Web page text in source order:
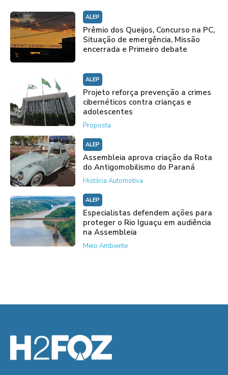
ALEP
Prêmio dos Queijos, Concurso na PC,
Situação de emergência, Missão
encerrada e Primeiro debate
ALEP
Projeto reforça prevenção a crimes
cibernéticos contra crianças e
adolescentes
Proposta
ALEP
Assembleia aprova criação da Rota
do Antigomobilismo do Paraná
História Automotiva
ALEP
Especialistas defendem ações para
proteger o Rio Iguaçu em audiência
na Assembleia
Meio Ambiente